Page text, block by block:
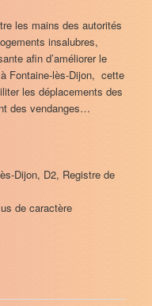
les mains des autorités
insalubres,
afin d’améliorer le
Fontaine-lès-Dijon, cette
les déplacements des
des vendanges…
Dijon, D2, Registre de
de caractère